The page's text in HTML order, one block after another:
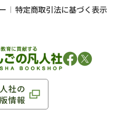
社の
情報
特定商取引法に基づく表示